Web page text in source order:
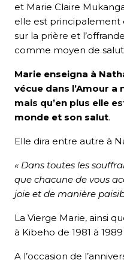
et Marie Claire
elle est principalement
sur la prière et
comme moyen de
Marie enseigna à
vécue dans l’Amour a
mais qu’en plus elle
monde et son salut.
Elle dira entre autre à
« Dans toutes les
que chacune de vous
joie et de manière
La Vierge Marie, ainsi
à Kibeho de 1981 à 1989
A l’occasion de